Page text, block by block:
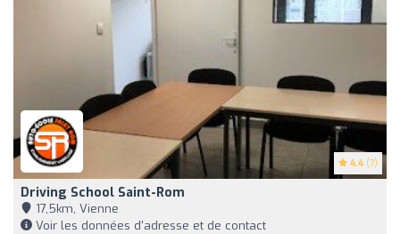
4.4 (7)
Driving School Saint-Rom
17,5km, Vienne
Voir les données d'adresse et de contact